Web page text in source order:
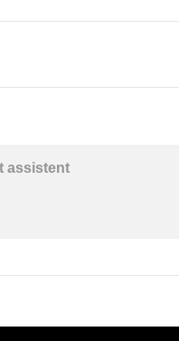
assistent